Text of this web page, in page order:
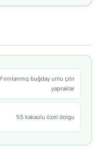
Fırınlanmış buğday unlu çıtır
yapraklar
%5 kakaolu özel dolgu